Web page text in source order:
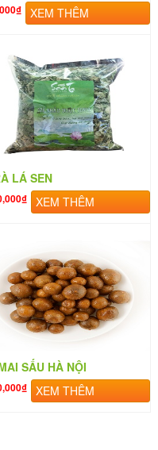
XEM THÊM
LÁ SEN
XEM THÊM
SẤU HÀ NỘI
XEM THÊM